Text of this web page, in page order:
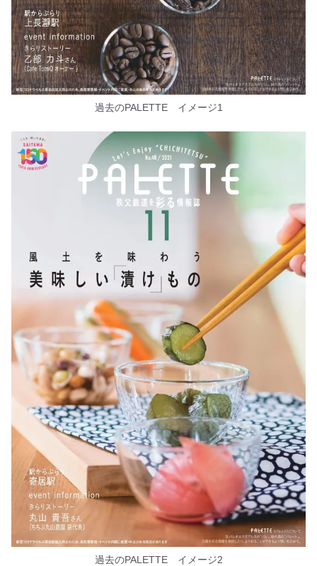
過去のPALETTE イメージ1
過去のPALETTE イメージ2